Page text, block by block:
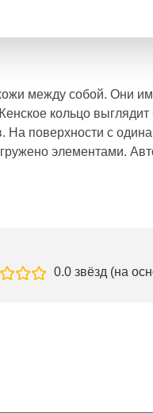
между собой. Они
кольцо выглядит
На поверхности с
элементами.
0.0 звёзд (на